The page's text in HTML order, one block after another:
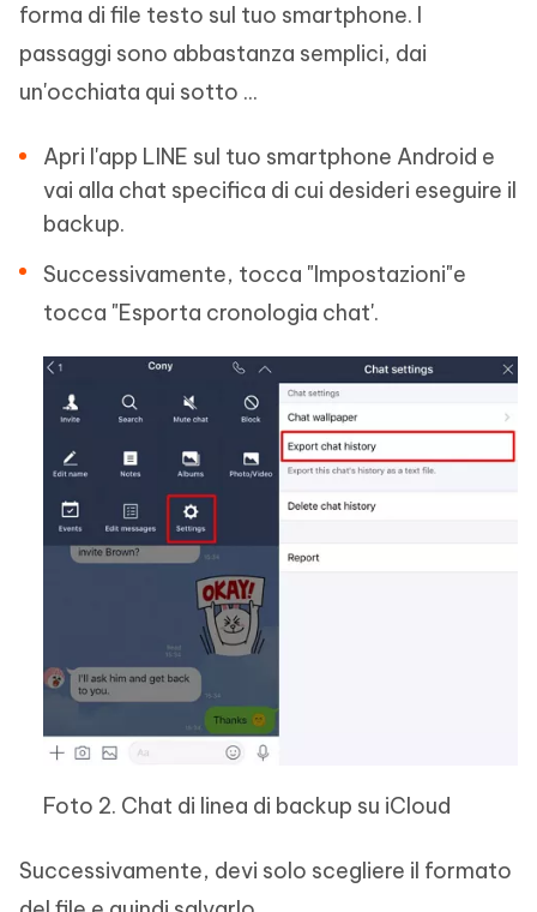
forma di file testo sul tuo smartphone. I
passaggi sono abbastanza semplici, dai
un'occhiata qui sotto ...
Apri l'app LINE sul tuo smartphone Android e
vai alla chat specifica di cui desideri eseguire il
backup.
Successivamente, tocca "Impostazioni"e
tocca "Esporta cronologia chat'.
Foto 2. Chat di linea di backup su iCloud
Successivamente, devi solo scegliere il formato